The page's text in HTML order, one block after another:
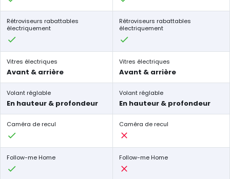
Rétroviseurs rabattables
électriquement
Rétroviseurs rabattables
électriquement
Vitres électriques
Avant & arrière
Vitres électriques
Avant & arrière
Volant réglable
En hauteur & profondeur
Volant réglable
En hauteur & profondeur
Caméra de recul Caméra de recul
Follow-me Home Follow-me Home